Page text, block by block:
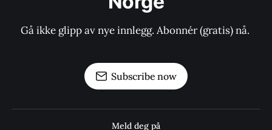
Gå ikke glipp av nye innlegg. Abonnér (gratis) nå.
Subscribe now
Meld deg på